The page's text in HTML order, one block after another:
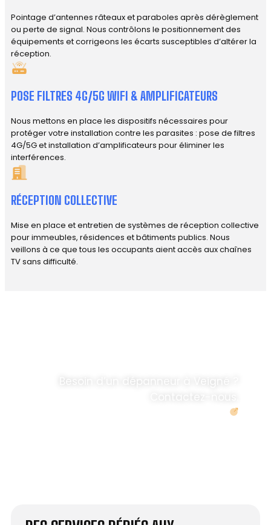
Pointage d’antennes râteaux et paraboles après dérèglement
ou perte de signal. Nous contrôlons le positionnement des
équipements et corrigeons les écarts susceptibles d’altérer la
réception.
POSE FILTRES 4G/5G WIFI & AMPLIFICATEURS
Nous mettons en place les dispositifs nécessaires pour
protéger votre installation contre les parasites : pose de filtres
4G/5G et installation d’amplificateurs pour éliminer les
interférences.
RÉCEPTION COLLECTIVE
Mise en place et entretien de systèmes de réception collective
pour immeubles, résidences et bâtiments publics. Nous
veillons à ce que tous les occupants aient accès aux chaînes
TV sans difficulté.
Besoin d’un dépanneur à Veigné ?